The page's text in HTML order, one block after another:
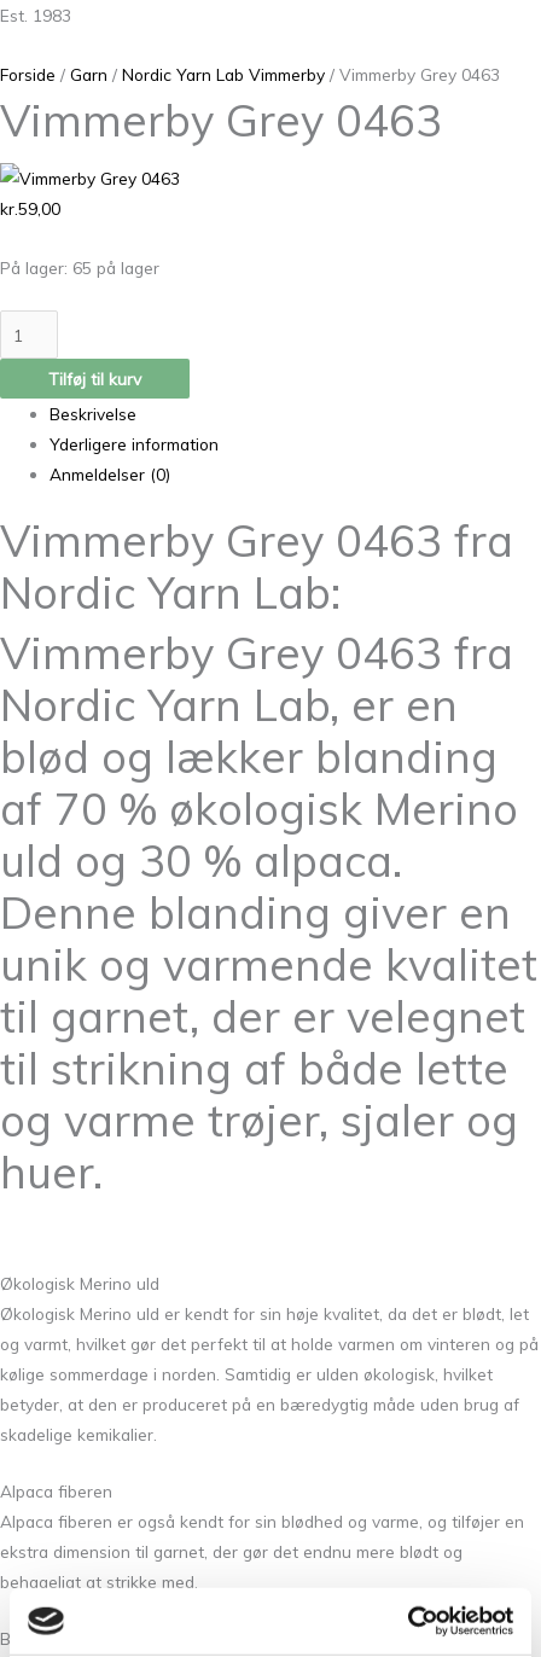
Est. 1983
Forside / Garn / Nordic Yarn Lab Vimmerby / Vimmerby Grey 0463
Vimmerby Grey 0463
kr.59,00
På lager: 65 på lager
Tilføj til kurv
Beskrivelse
Yderligere information
Anmeldelser (0)
Vimmerby Grey 0463 fra
Nordic Yarn Lab:
Vimmerby Grey 0463 fra
Nordic Yarn Lab, er en
blød og lækker blanding
af 70 % økologisk Merino
uld og 30 % alpaca.
Denne blanding giver en
unik og varmende kvalitet
til garnet, der er velegnet
til strikning af både lette
og varme trøjer, sjaler og
huer.
Økologisk Merino uld
Økologisk Merino uld er kendt for sin høje kvalitet, da det er blødt, let
og varmt, hvilket gør det perfekt til at holde varmen om vinteren og på
kølige sommerdage i norden. Samtidig er ulden økologisk, hvilket
betyder, at den er produceret på en bæredygtig måde uden brug af
skadelige kemikalier.
Alpaca fiberen
Alpaca fiberen er også kendt for sin blødhed og varme, og tilføjer en
ekstra dimension til garnet, der gør det endnu mere blødt og
behageligt at strikke med.
Bæredygtig strik